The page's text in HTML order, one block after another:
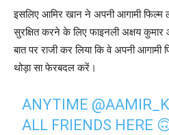
इसलिए आमिर खान ने अपनी आगामी फिल्‍म
सुरक्षित करने के लिए फाइनली अक्षय कुमार
बात पर राजी कर लिया कि वे अपनी
थोड़ा सा फेरबदल करें।
ANYTIME
ALL FRIENDS HERE